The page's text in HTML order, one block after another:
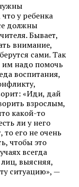
у ребенка
должны
Бывает,
внимание,
сами. Так
им надо помочь
воспитания,
«Иди, дай
взрослым,
какой-то
ли у него
то его не очень
чтобы это
всегда
выясняя,
ситуацию», —